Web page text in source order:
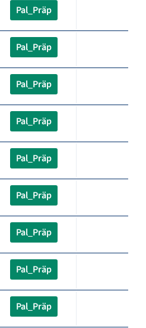
Pal_Präp
Pal_Präp
Pal_Präp
Pal_Präp
Pal_Präp
Pal_Präp
Pal_Präp
Pal_Präp
Pal_Präp